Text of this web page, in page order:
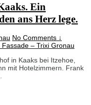
Ein
ans Herz lege.
No Comments ↓
in Kaaks bei Itzehoe,
mit Hotelzimmern. Frank